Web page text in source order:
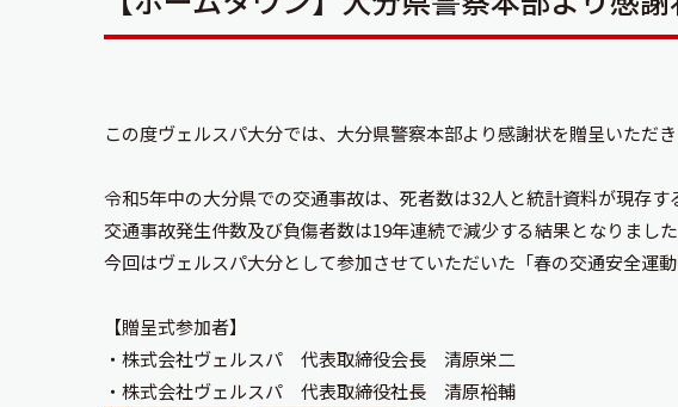
この度ヴェルスパ大分では、大分県警察本部より感謝状を贈呈いただ
令和5年中の大分県での交通事故は、死者数は32人と統計資料が現存す
交通事故発生件数及び負傷者数は19年連続で減少する結果となりました
今回はヴェルスパ大分として参加させていただいた「春の交通安全運
【贈呈式参加者】
・株式会社ヴェルスパ 代表取締役会長 清原栄二
・株式会社ヴェルスパ 代表取締役社長 清原裕輔